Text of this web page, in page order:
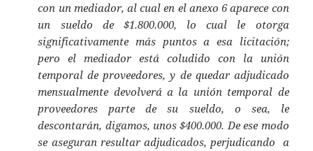
con un mediador, al cual en el anexo 6 aparece con
un sueldo de $1.800.000, lo cual le otorga
significativamente más puntos a esa licitación;
pero el mediador está coludido con la unión
temporal de proveedores, y de quedar adjudicado
mensualmente devolverá a la unión temporal de
proveedores parte de su sueldo, o sea, le
descontarán, digamos, unos $400.000. De ese modo
se aseguran resultar adjudicados, perjudicando a